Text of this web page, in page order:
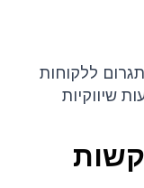
ללקוחות
לשלוח 2-4 הודעות שיווקיות
בקשות